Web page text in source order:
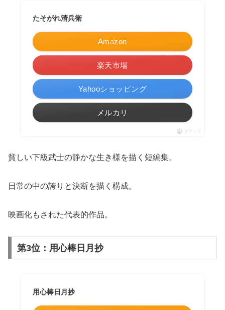
たそがれ清兵衛
Amazon
楽天市場
Yahooショッピング
メルカリ
ポチップ
貧しい下級武士の静かな生き様を描く短編集。
日常の中の誇りと決断を描く構成。
映画化もされた代表的作品。
第3位：用心棒日月抄
用心棒日月抄